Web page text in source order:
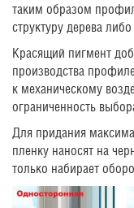
таким образом
структуру дерева
Красящий пигмент
производства
к механическому
ограниченность
Для придания
пленку наносят на
только набирает